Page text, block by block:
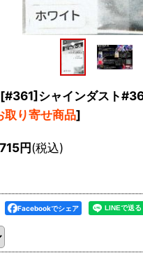
シャインダスト
取り寄せ商品]
715円(税込)
Facebookでシェア